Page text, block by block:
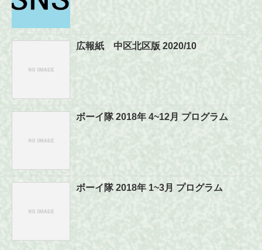
広報紙 中区北区版 2020/10
ボーイ隊 2018年 4~12月 プログラム
ボーイ隊 2018年 1~3月 プログラム